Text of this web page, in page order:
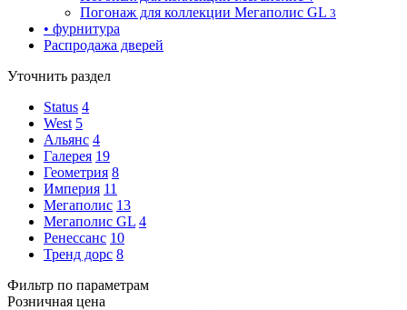
Погонаж для коллекции Мегаполис GL 3
• фурнитура
Распродажа дверей
Уточнить раздел
Status 4
West 5
Альянс 4
Галерея 19
Геометрия 8
Империя 11
Мегаполис 13
Мегаполис GL 4
Ренессанс 10
Тренд дорс 8
Фильтр по параметрам
Розничная цена